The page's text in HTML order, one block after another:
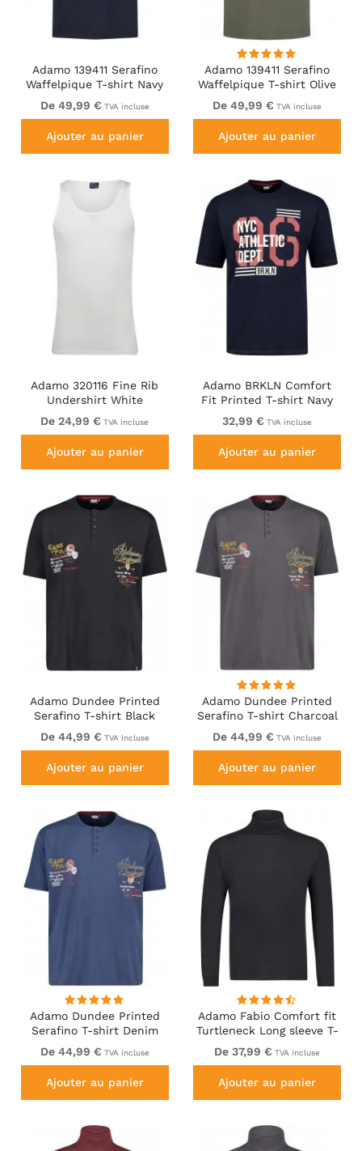
Adamo 139411 Serafino
Waffelpique T-shirt Navy
De 49,99 € TVA incluse
Ajouter au panier
Adamo 139411 Serafino
Waffelpique T-shirt Olive
Green
De 49,99 € TVA incluse
Ajouter au panier
Adamo 320116 Fine Rib
Undershirt White
De 24,99 € TVA incluse
Ajouter au panier
Adamo BRKLN Comfort
Fit Printed T-shirt Navy
32,99 € TVA incluse
Ajouter au panier
Adamo Dundee Printed
Serafino T-shirt Black
De 44,99 € TVA incluse
Ajouter au panier
Adamo Dundee Printed
Serafino T-shirt Charcoal
De 44,99 € TVA incluse
Ajouter au panier
Adamo Dundee Printed
Serafino T-shirt Denim
Blue
De 44,99 € TVA incluse
Ajouter au panier
Adamo Fabio Comfort fit
Turtleneck Long sleeve T-
shirt Black
De 37,99 € TVA incluse
Ajouter au panier